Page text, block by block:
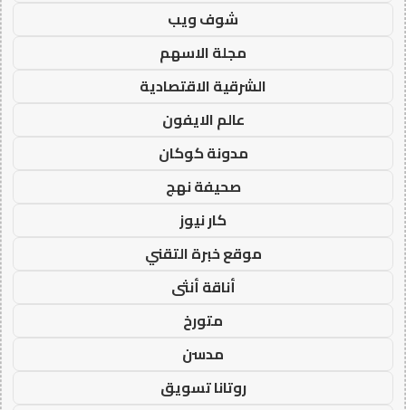
شوف ويب
مجلة الاسهم
الشرقية الاقتصادية
عالم الايفون
مدونة كوكان
صحيفة نهج
كار نيوز
موقع خبرة التقني
أناقة أنثى
متورخ
مدسن
روتانا تسويق